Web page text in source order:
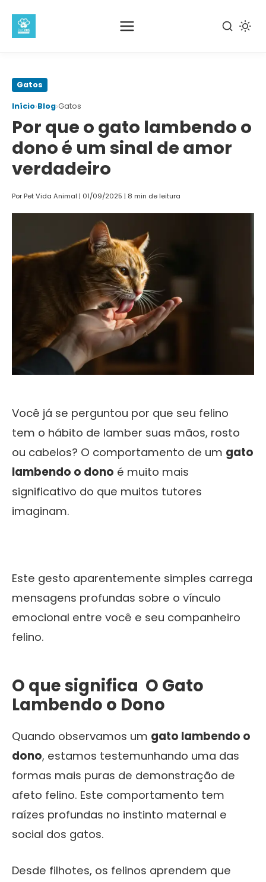
Pular
conteúdo
principal
Gatos
Início›Blog›Gatos
Por que o gato lambendo o
dono é um sinal de amor
verdadeiro
Por Pet Vida Animal | 01/09/2025 | 8 min de leitura
Você já se perguntou por que seu felino
tem o hábito de lamber suas mãos, rosto
ou cabelos? O comportamento de um gato
lambendo o dono é muito mais
significativo do que muitos tutores
imaginam.
Este gesto aparentemente simples carrega
mensagens profundas sobre o vínculo
emocional entre você e seu companheiro
felino.
O que significa O Gato
Lambendo o Dono
Quando observamos um gato lambendo o
dono, estamos testemunhando uma das
formas mais puras de demonstração de
afeto felino. Este comportamento tem
raízes profundas no instinto maternal e
social dos gatos.
Desde filhotes, os felinos aprendem que